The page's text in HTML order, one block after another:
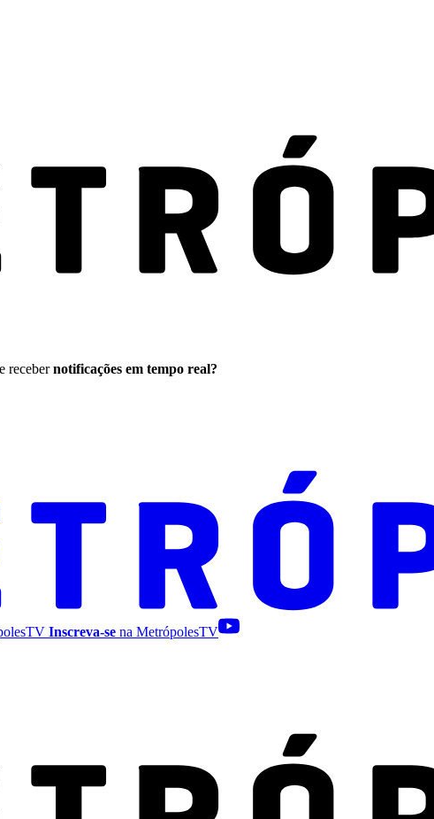
receber notificações em tempo real?
Inscreva-se na MetrópolesTV